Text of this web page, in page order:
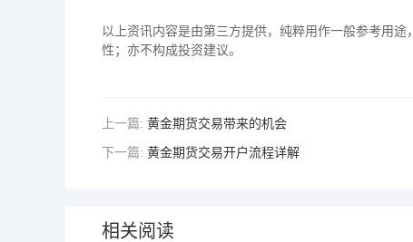
以上资讯内容是由第三方提供，纯粹用作一般参考用
性；亦不构成投资建议。
上一篇: 黄金期货交易带来的机会
下一篇: 黄金期货交易开户流程详解
相关阅读